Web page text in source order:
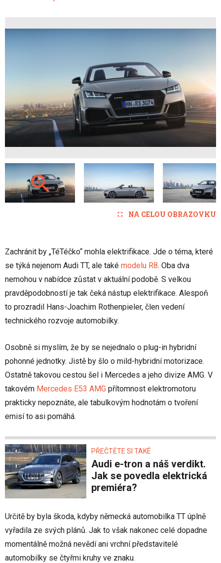
NA CELOU OBRAZOVKU
Zachránit by „TéTéčko“ mohla elektrifikace. Jde o téma, které
se týká nejenom Audi TT, ale také modelu R8. Oba dva
nemohou v nabídce zůstat v aktuální podobě. S velkou
pravděpodobností je tak čeká nástup elektrifikace. Alespoň
to prozradil Hans-Joachim Rothenpieler, člen vedení
technického rozvoje automobilky.
Osobně si myslím, že by se nejednalo o plug-in hybridní
pohonné jednotky. Jistě by šlo o mild-hybridní motorizace.
Ostatně takovou cestou šel i Mercedes a jeho divize AMG. V
takovém Mercedes E53 AMG přítomnost elektromotoru
prakticky nepoznáte, ale tabulkovým hodnotám o tvoření
emisí to asi pomáhá.
PŘEČTĚTE SI TAKÉ
Audi e-tron a náš verdikt.
Jak se povedla elektrická
premiéra?
Určitě by byla škoda, kdyby německá automobilka TT úplně
vyřadila ze svých plánů. Jak to však nakonec celé dopadne
momentálně možná nevědí ani vrchní představitelé
automobilky se čtyřmi kruhy ve znaku.